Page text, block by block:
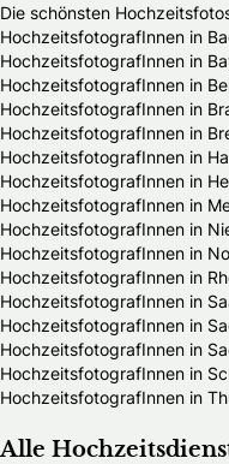
Die schönsten
HochzeitsfotografInnen in
HochzeitsfotografInnen in
HochzeitsfotografInnen in
HochzeitsfotografInnen in
HochzeitsfotografInnen in
HochzeitsfotografInnen in
HochzeitsfotografInnen in
HochzeitsfotografInnen in
HochzeitsfotografInnen in
HochzeitsfotografInnen in
HochzeitsfotografInnen in
HochzeitsfotografInnen in
HochzeitsfotografInnen in
HochzeitsfotografInnen in
HochzeitsfotografInnen in
HochzeitsfotografInnen in
Alle